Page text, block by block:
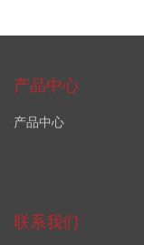
产品中心
产品中心
联系我们